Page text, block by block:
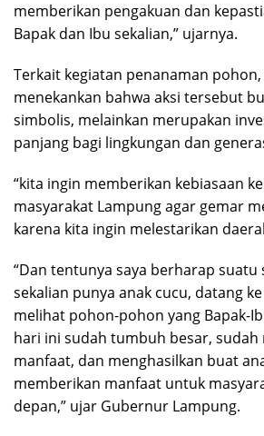
memberikan pengakuan dan
Bapak dan Ibu sekalian,” ujarnya.
Terkait kegiatan penanaman
menekankan bahwa aksi tersebut
simbolis, melainkan merupakan
panjang bagi lingkungan dan
“kita ingin memberikan kebiasaan
masyarakat Lampung agar gemar
karena kita ingin melestarikan
“Dan tentunya saya berharap suatu
sekalian punya anak cucu, datang
melihat pohon-pohon yang Bapak-
hari ini sudah tumbuh besar, sudah
manfaat, dan menghasilkan buat
memberikan manfaat untuk
depan,” ujar Gubernur Lampung.